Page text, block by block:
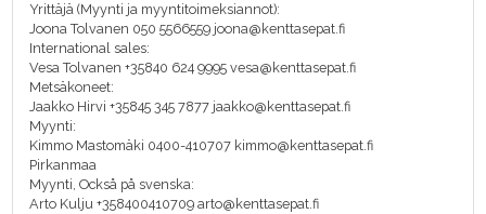
Yrittäjä (Myynti ja myyntitoimeksiannot):
Joona Tolvanen 050 5566559 joona@kenttasepat.fi
International sales:
Vesa Tolvanen +35840 624 9995 vesa@kenttasepat.fi
Metsäkoneet:
Jaakko Hirvi +35845 345 7877 jaakko@kenttasepat.fi
Myynti:
Kimmo Mastomäki 0400-410707 kimmo@kenttasepat.fi
Pirkanmaa
Myynti, Också på svenska:
Arto Kulju +358400410709 arto@kenttasepat.fi